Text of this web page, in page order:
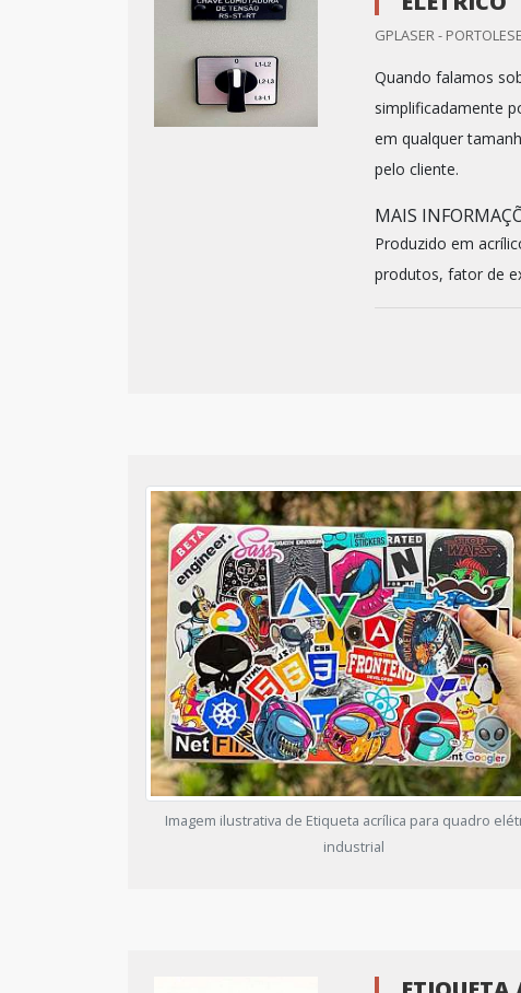
GPLASER -
Quando falamos
simplificadamente
em qualquer
pelo cliente.
MAIS
Produzido em
produtos, fator de
Imagem ilustrativa de Etiqueta acrílica para quadro
industrial